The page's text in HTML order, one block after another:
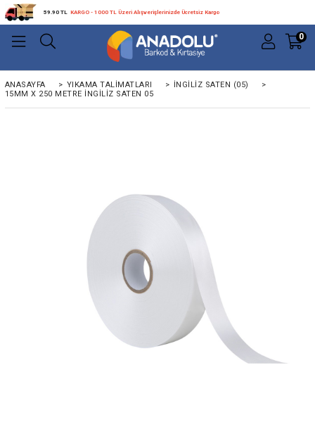
59.90 TL KARGO - 1000 TL Üzeri Alışverişlerinizde Ücretsiz Kargo
0
ANASAYFA > YIKAMA TALIMATLARI > İNGILIZ SATEN (05)
>
15MM X 250 METRE INGILIZ SATEN 05